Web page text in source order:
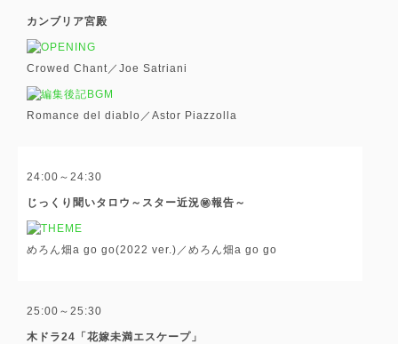
カンブリア宮殿
Crowed Chant／Joe Satriani
Romance del diablo／Astor Piazzolla
24:00～24:30
じっくり聞いタロウ～スター近況㊙報告～
めろん畑a go go(2022 ver.)／めろん畑a go go
25:00～25:30
木ドラ24「花嫁未満エスケープ」